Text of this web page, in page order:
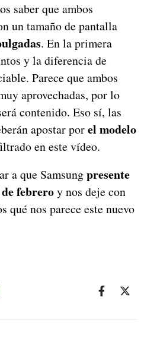
saber que ambos
un tamaño de pantalla
. En la primera
y la diferencia de
Parece que ambos
aprovechadas, por lo
contenido. Eso sí, las
apostar porel modelo
en este vídeo.
a que Samsungpresente
febreroy nos deje con
qué nos parece este nuevo